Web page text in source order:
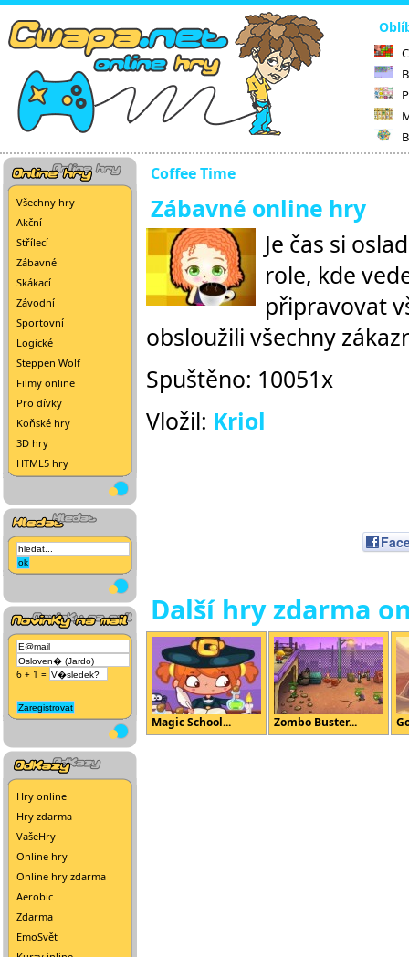
Všechny hry
Akční
Střílecí
Zábavné
Skákací
Závodní
Sportovní
Logické
Steppen Wolf
Filmy online
Pro dívky
Koňské hry
3D hry
HTML5 hry
6 + 1 =
Hry online
Hry zdarma
VašeHry
Online hry
Online hry zdarma
Aerobic
Zdarma
EmoSvět
Coffee Time
Zábavné online hry
Je čas si
role, kde
připravovat
obsloužili všechny
Spuštěno: 10051x
Vložil: Kriol
Další hry zdarma
Magic School... Zombo Buster...